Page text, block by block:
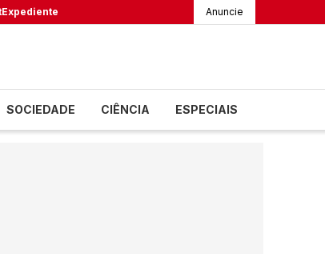
Expediente Anuncie
SOCIEDADE CIÊNCIA ESPECIAIS